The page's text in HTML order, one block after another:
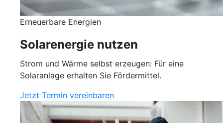
Erneuerbare Energien
Solarenergie nutzen
Strom und Wärme selbst erzeugen: Für eine
Solaranlage erhalten Sie Fördermittel.
Jetzt Termin vereinbaren